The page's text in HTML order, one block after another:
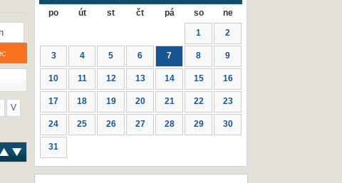
V
po út st čt pá so ne
1 2
3 4 5 6 7 8 9
10 11 12 13 14 15 16
17 18 19 20 21 22 23
24 25 26 27 28 29 30
31